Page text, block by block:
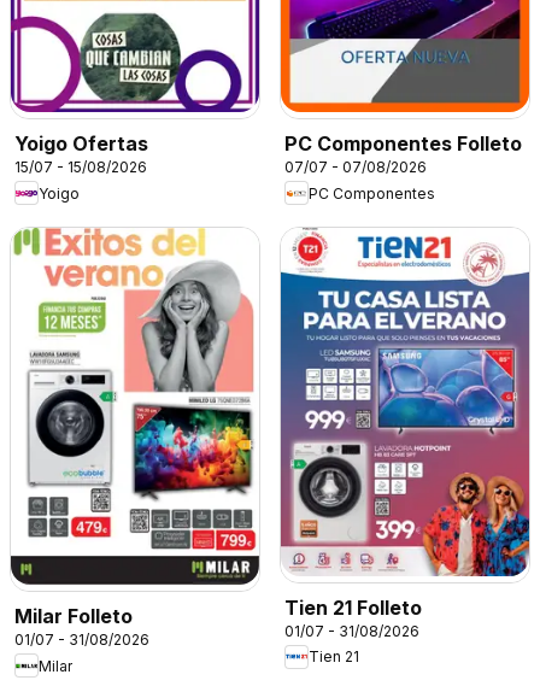
Yoigo Ofertas
15/07 - 15/08/2026
Yoigo
PC Componentes Folleto
07/07 - 07/08/2026
PC Componentes
Milar Folleto
01/07 - 31/08/2026
Milar
Tien 21 Folleto
01/07 - 31/08/2026
Tien 21